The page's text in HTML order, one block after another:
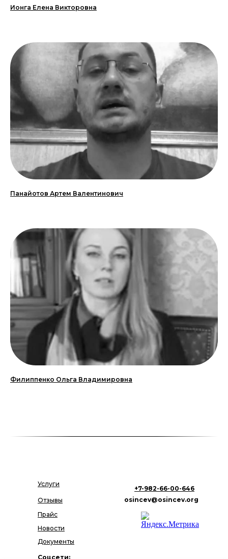
Ионга Елена Викторовна
Панайотов Артем Валентинович
Филиппенко Ольга Владимировна
Услуги
Отзывы
Прайс
Новости
Документы
+7-982-66-00-646
osincev@osincev.org
Соцсети: